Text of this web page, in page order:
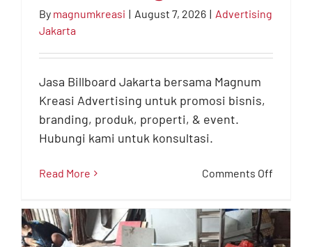
Jasa Billboard Jakarta –
Kreasi
Advertising Jakarta
By magnumkreasi | August 7, 2026 | Advertising
Jakarta
Jasa Billboard Jakarta bersama Magnum
Kreasi Advertising untuk promosi bisnis,
branding, produk, properti, & event.
Hubungi kami untuk konsultasi.
Read More Comments Off
Jakarta
–